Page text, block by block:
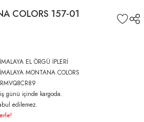
COLORS 157-01
EL ÖRGÜ İPLERİ
MONTANA COLORS
günü içinde kargoda.
edilemez.